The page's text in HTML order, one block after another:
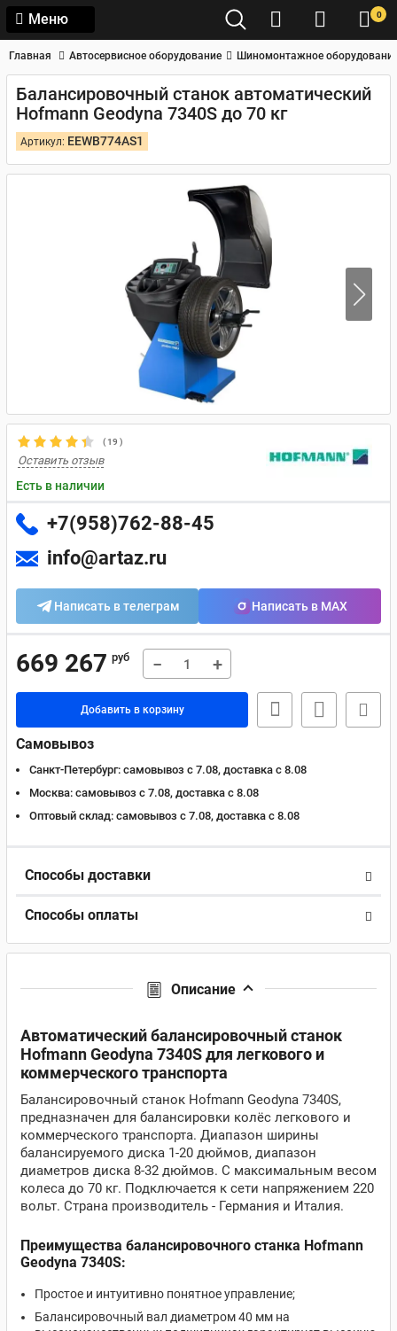
Меню 0
Главная Автосервисное оборудование Шиномонтажное
Балансировочный станок автоматический
Hofmann Geodyna 7340S до 70 кг
Артикул: EEWB774AS1
(19 )
Оставить отзыв
Есть в наличии
+7(958)762-88-45
info@artaz.ru
Написать в телеграм Написать в MAX
669 267 руб − +
Добавить в корзину
Самовывоз
Санкт-Петербург: самовывоз с 7.08, доставка c 8.08
Москва: самовывоз с 7.08, доставка c 8.08
Оптовый склад: самовывоз с 7.08, доставка c 8.08
Способы доставки
Способы оплаты
Описание
Автоматический балансировочный станок
Hofmann Geodyna 7340S для легкового и
коммерческого транспорта
Балансировочный станок Hofmann Geodyna 7340S,
предназначен для балансировки колёс легкового и
коммерческого транспорта. Диапазон ширины
балансируемого диска 1-20 дюймов, диапазон
диаметров диска 8-32 дюймов. С максимальным весом
колеса до 70 кг. Подключается к сети напряжением 220
вольт. Страна производитель - Германия и Италия.
Преимущества балансировочного станка Hofmann
Geodyna 7340S:
Простое и интуитивно понятное управление;
Балансировочный вал диаметром 40 мм на